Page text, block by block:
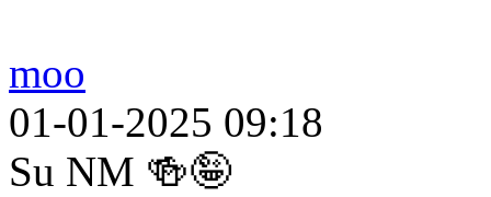
moo
01-01-2025 09:18
Su NM 🍻🤪